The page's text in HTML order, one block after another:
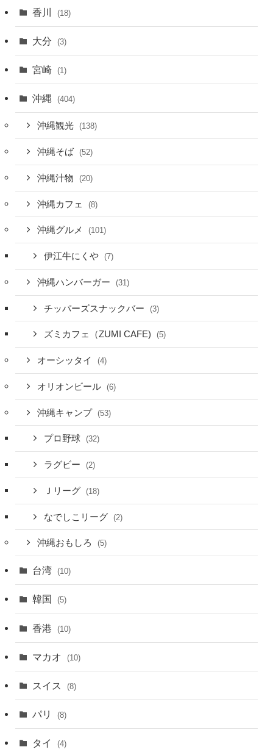
香川 (18)
大分 (3)
宮崎 (1)
沖縄 (404)
沖縄観光 (138)
沖縄そば (52)
沖縄汁物 (20)
沖縄カフェ (8)
沖縄グルメ (101)
伊江牛にくや (7)
沖縄ハンバーガー (31)
チッパーズスナックバー (3)
ズミカフェ（ZUMI CAFE) (5)
オーシッタイ (4)
オリオンビール (6)
沖縄キャンプ (53)
プロ野球 (32)
ラグビー (2)
Ｊリーグ (18)
なでしこリーグ (2)
沖縄おもしろ (5)
台湾 (10)
韓国 (5)
香港 (10)
マカオ (10)
スイス (8)
パリ (8)
タイ (4)